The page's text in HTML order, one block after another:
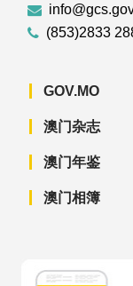
(853)2833
GOV.MO
澳门杂志
澳门年鉴
澳门相簿